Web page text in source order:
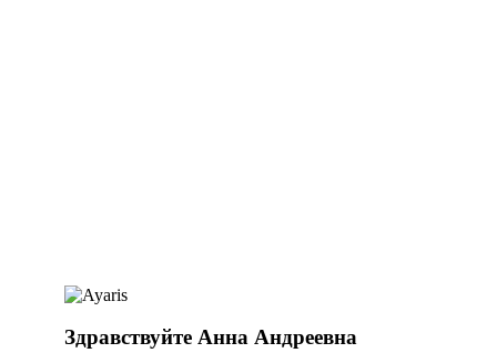
Здравствуйте Анна Андреевна